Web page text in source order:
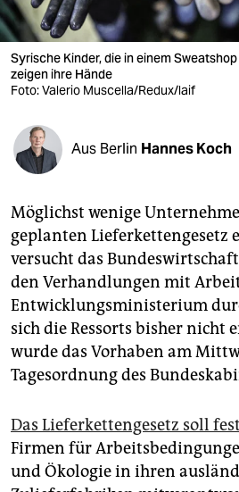
verlag
verlag
veranstaltungen
shop
fragen & hilfe
abo
genossenschaft
epaper login
Syrische Kinder, die in einem
zeigen ihre Hände
Foto: Valerio Muscella/Redux/laif
Aus Berlin Hannes Koch
Möglichst wenige
geplanten Lieferkettengesetz
versucht das
den Verhandlungen mit
Entwicklungsministerium
sich die Ressorts bisher nicht
wurde das Vorhaben am
Tagesordnung des
Das Lieferkettengesetz soll
Firmen für
und Ökologie in ihren